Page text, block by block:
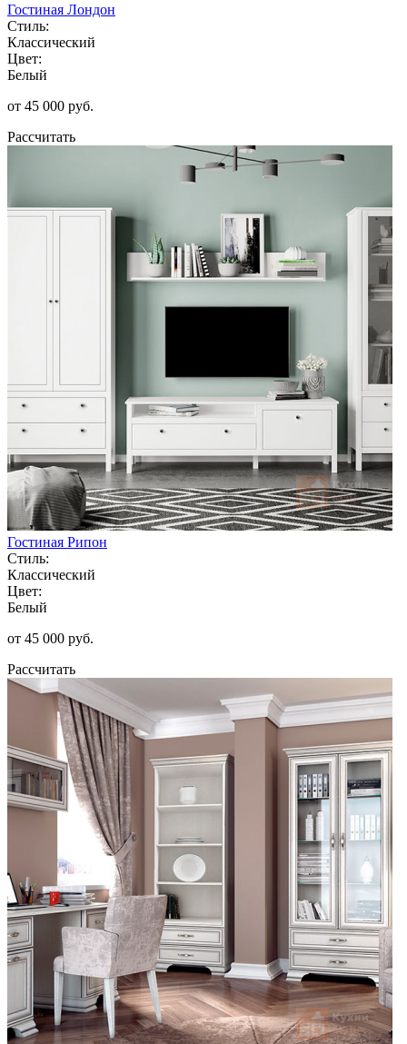
Гостиная Лондон
Стиль:
Классический
Цвет:
Белый
от 45 000 руб.
Рассчитать
Гостиная Рипон
Стиль:
Классический
Цвет:
Белый
от 45 000 руб.
Рассчитать